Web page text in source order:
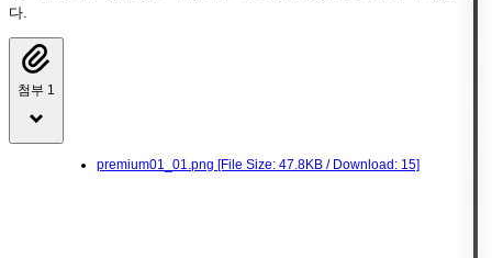
다.
첨부 1
premium01_01.png [File Size: 47.8KB / Download: 15]